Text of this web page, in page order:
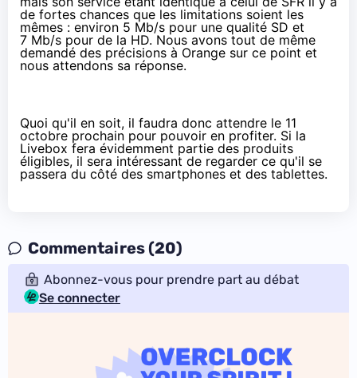
de fortes chances que les limitations soient les
mêmes : environ 5 Mb/s pour une qualité SD et
7 Mb/s pour de la HD. Nous avons tout de même
demandé des précisions à Orange sur ce point et
nous attendons sa réponse.
Quoi qu'il en soit, il faudra donc attendre le 11
octobre prochain pour pouvoir en profiter. Si la
Livebox fera évidemment partie des produits
éligibles, il sera intéressant de regarder ce qu'il se
passera du côté des smartphones et des tablettes.
Commentaires (20)
Abonnez-vous pour prendre part au débat
Se connecter